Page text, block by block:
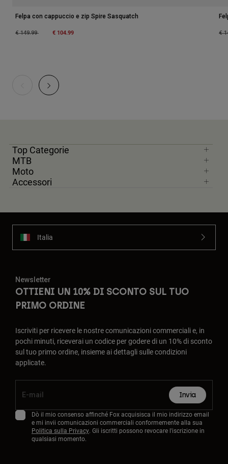
Felpa con cappuccio e zip Spire Sasquatch
Price reduced from
€ 149.99to € 104.99 €
Top Categorie
MTB
Moto
Accessori
Italia
Newsletter
OTTIENI UN 10% DI SCONTO SUL TUO
PRIMO ORDINE
Iscriviti per ricevere le nostre comunicazioni commerciali e, in
pochi minuti, riceverai un codice per godere di un 10% di sconto
sul tuo primo ordine, insieme ai dettagli sulle condizioni
applicate.
Invia
Dò il mio consenso affinché Fox acquisisca il mio indirizzo email
e mi invii comunicazioni commerciali conformemente alla sua
Politica sulla Privacy. Gli iscritti possono revocare l'iscrizione in
qualsiasi momento.